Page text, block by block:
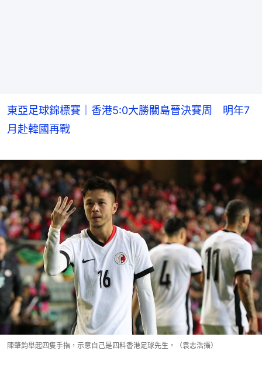
東亞足球錦標賽｜香港5:0大勝關島晉決賽周 明年7
月赴韓國再戰
陳肇鈞舉起四隻手指，示意自己是四料香港足球先生。（袁志浩攝）